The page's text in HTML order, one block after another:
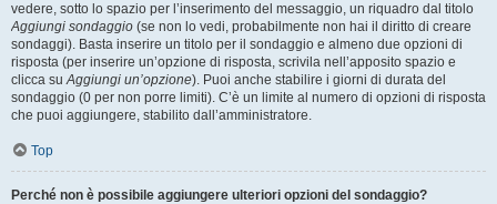
vedere, sotto lo spazio per l’inserimento del messaggio, un riquadro dal titolo
Aggiungi sondaggio (se non lo vedi, probabilmente non hai il diritto di creare
sondaggi). Basta inserire un titolo per il sondaggio e almeno due opzioni di
risposta (per inserire un’opzione di risposta, scrivila nell’apposito spazio e
clicca suAggiungi un’opzione). Puoi anche stabilire i giorni di durata del
sondaggio (0 per non porre limiti). C’è un limite al numero di opzioni di risposta
che puoi aggiungere, stabilito dall’amministratore.
Top
Perché non è possibile aggiungere ulteriori opzioni del sondaggio?